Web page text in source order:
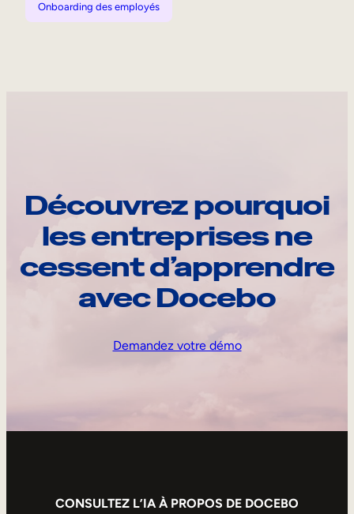
Onboarding des employés
Découvrez pourquoi
les entreprises ne
cessent d’apprendre
avec Docebo
Demandez votre démo
CONSULTEZ L’IA À PROPOS DE DOCEBO